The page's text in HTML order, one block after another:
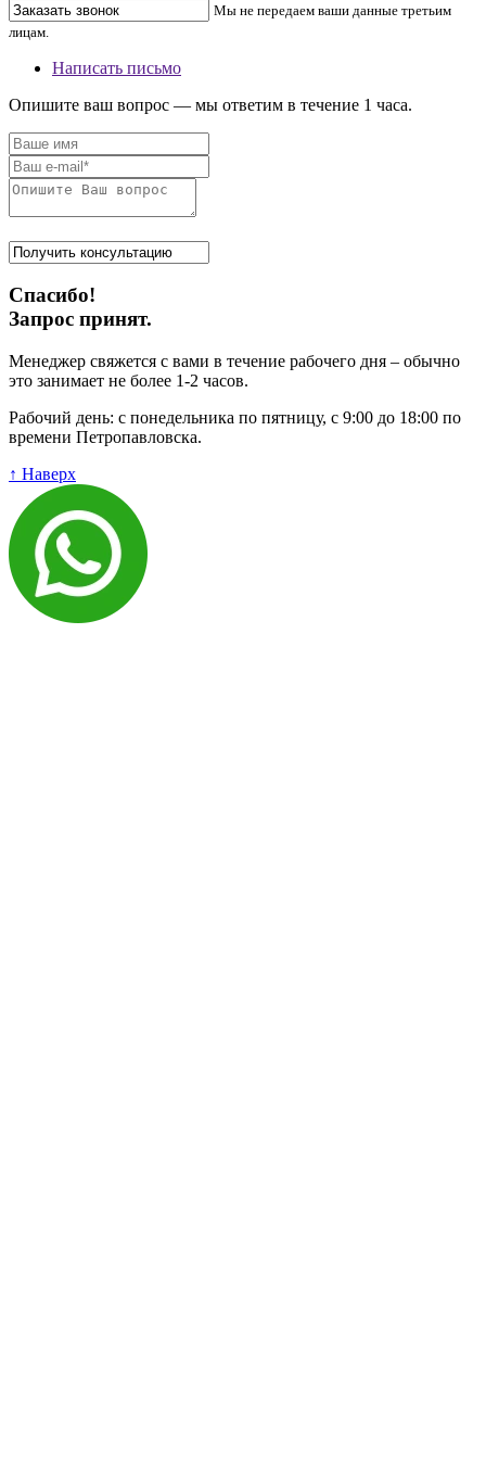
Мы не передаем ваши данные третьим
лицам.
Написать письмо
Опишите ваш вопрос — мы ответим в течение 1 часа.
Спасибо!
Запрос принят.
Менеджер свяжется с вами в течение рабочего дня – обычно
это занимает не более 1-2 часов.
Рабочий день: с понедельника по пятницу, с 9:00 до 18:00 по
времени Петропавловска.
↑ Наверх